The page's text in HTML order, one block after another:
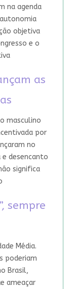
na agenda
objetiva
e o
as
masculino
por
no
e desencanto
significa
sempre
Média.
poderiam
Brasil,
ameaçar